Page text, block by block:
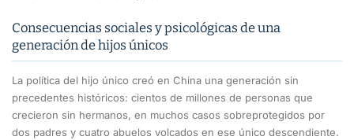
Consecuencias sociales y psicológicas de una
generación de hijos únicos
La política del hijo único creó en China una generación sin
precedentes históricos: cientos de millones de personas que
crecieron sin hermanos, en muchos casos sobreprotegidos por
dos padres y cuatro abuelos volcados en ese único descendiente.